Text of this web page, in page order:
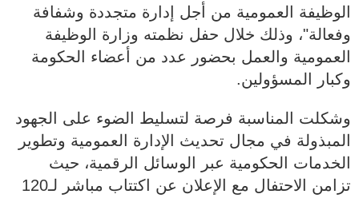
الوظيفة العمومية من أجل إدارة متجددة وشفافة
وفعالة"، وذلك خلال حفل نظمته وزارة الوظيفة
العمومية والعمل بحضور عدد من أعضاء الحكومة
وكبار المسؤولين.
وشكلت المناسبة فرصة لتسليط الضوء على الجهود
المبذولة في مجال تحديث الإدارة العمومية وتطوير
الخدمات الحكومية عبر الوسائل الرقمية، حيث
تزامن الاحتفال مع الإعلان عن اكتتاب مباشر لـ120